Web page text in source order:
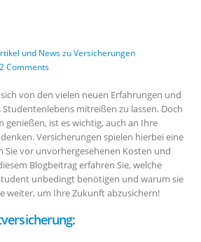
und News zu Versicherungen
2 Comments
von den vielen neuen Erfahrungen und
mitreißen zu lassen. Doch
genießen, ist es wichtig, auch an Ihre
Versicherungen spielen hierbei eine
Sie vor unvorhergesehenen Kosten und
Blogbeitrag erfahren Sie, welche
unbedingt benötigen und warum sie
weiter, um Ihre Zukunft abzusichern!